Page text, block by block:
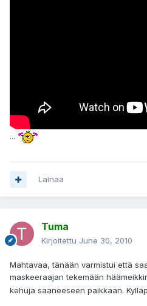
...
Lainaa
Tuma
Kirjoitettu June 30, 2010
Mahtavaa, tänään varmistui että
maskeeraajan tekemään
kehuja saaneeseen paikkaan.